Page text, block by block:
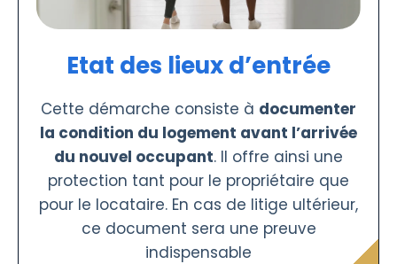
Etat des lieux d’entrée
Cette démarche consiste à documenter
la condition du logement avant l’arrivée
du nouvel occupant. Il offre ainsi une
protection tant pour le propriétaire que
pour le locataire. En cas de litige ultérieur,
ce document sera une preuve
indispensable